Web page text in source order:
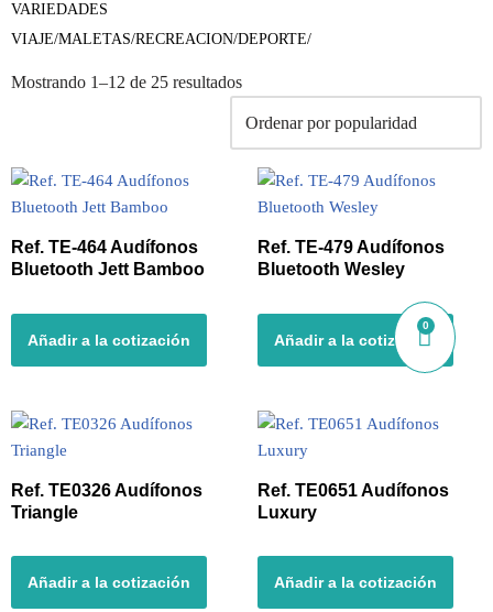
0
VARIEDADES
VIAJE/MALETAS/RECREACION/DEPORTE/
Mostrando 1–12 de 25 resultados
Ref. TE-464 Audífonos
Bluetooth Jett Bamboo
Añadir a la cotización
Ref. TE-479 Audífonos
Bluetooth Wesley
Añadir a la cotización
Ref. TE0326 Audífonos
Triangle
Añadir a la cotización
Ref. TE0651 Audífonos
Luxury
Añadir a la cotización